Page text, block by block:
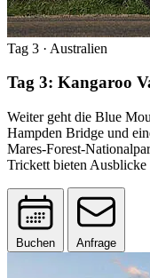
Tag 3 · Australien
Tag 3: Kangaroo
Weiter geht die Blue
Hampden Bridge und
Mares-Forest-
Trickett bieten
Buchen Anfrage